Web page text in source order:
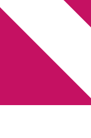
ingen anledning till